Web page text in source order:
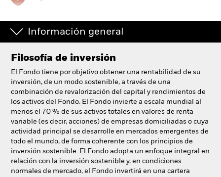
iShares
Aladdin
Nuestra compañía
Información general
Filosofía de inversión
El Fondo tiene por objetivo obtener una rentabilidad de su
inversión, de un modo sostenible, a través de una
combinación de revalorización del capital y rendimientos de
los activos del Fondo. El Fondo invierte a escala mundial al
menos el 70 % de sus activos totales en valores de renta
variable (es decir, acciones) de empresas domiciliadas o cuya
actividad principal se desarrolle en mercados emergentes de
todo el mundo, de forma coherente con los principios de
inversión sostenible. El Fondo adopta un enfoque integral en
relación con la inversión sostenible y, en condiciones
normales de mercado, el Fondo invertirá en una cartera